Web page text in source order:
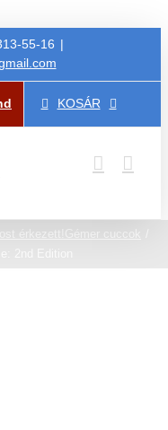
55-16 |
KOSÁR
érkezett!
Gémer cuccok